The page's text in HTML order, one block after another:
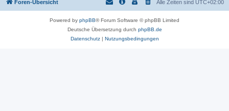
Foren-Übersicht Alle Zeiten sind UTC+02:00
Powered by phpBB® Forum Software © phpBB Limited
Deutsche Übersetzung durch phpBB.de
Datenschutz| Nutzungsbedingungen